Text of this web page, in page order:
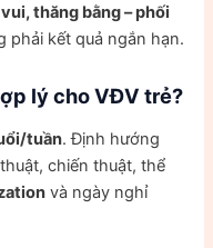
thăng bằng – phối
phải kết quả ngắn hạn.
lý cho VĐV trẻ?
tuần. Định hướng
chiến thuật, thể
và ngày nghỉ